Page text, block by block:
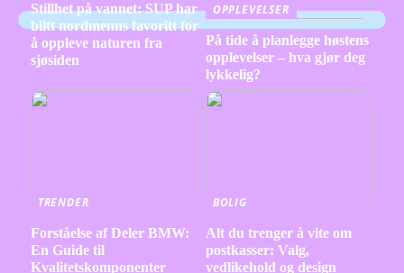
Stillhet på vannet: SUP har
blitt nordmenns favoritt for
å oppleve naturen fra
sjøsiden
OPPLEVELSER
På tide å planlegge høstens
opplevelser – hva gjør deg
lykkelig?
TRENDER
Forståelse af Deler BMW:
En Guide til
Kvalitetskomponenter
BOLIG
Alt du trenger å vite om
postkasser: Valg,
vedlikehold og design